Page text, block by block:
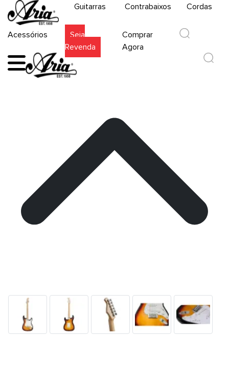
Guitarras Contrabaixos Cordas
Acessórios
Seja
Revenda
Comprar
Agora